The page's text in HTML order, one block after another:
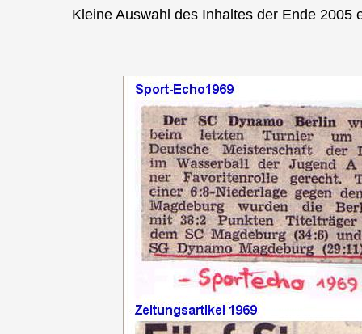
Kleine Auswahl des Inhaltes der Ende 2005